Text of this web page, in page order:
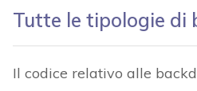
Tutte le tipologie di
Il codice relativo alle